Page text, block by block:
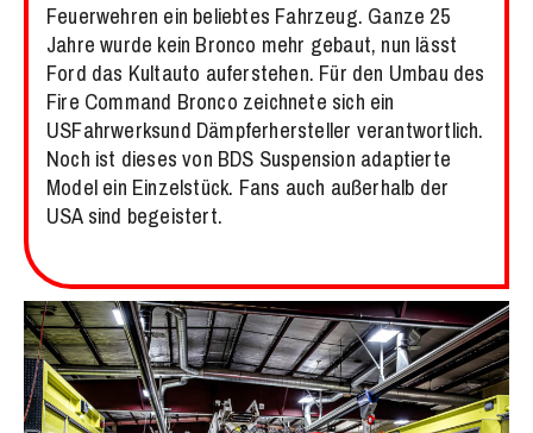
Feuerwehren ein beliebtes Fahrzeug. Ganze 25
Jahre wurde kein Bronco mehr gebaut, nun lässt
Ford das Kultauto auferstehen. Für den Umbau des
Fire Command Bronco zeichnete sich ein
USFahrwerksund Dämpferhersteller verantwortlich.
Noch ist dieses von BDS Suspension adaptierte
Model ein Einzelstück. Fans auch außerhalb der
USA sind begeistert.